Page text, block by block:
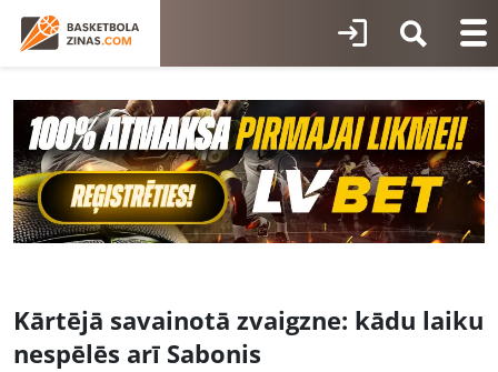
Kārtējā savainotā zvaigzne: kādu laiku
nespēlēs arī Sabonis